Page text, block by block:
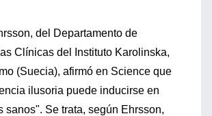
del Departamento de
Clínicas del Instituto Karolinska,
(Suecia), afirmó en Science que
ilusoria puede inducirse en
sanos". Se trata, según Ehrsson,